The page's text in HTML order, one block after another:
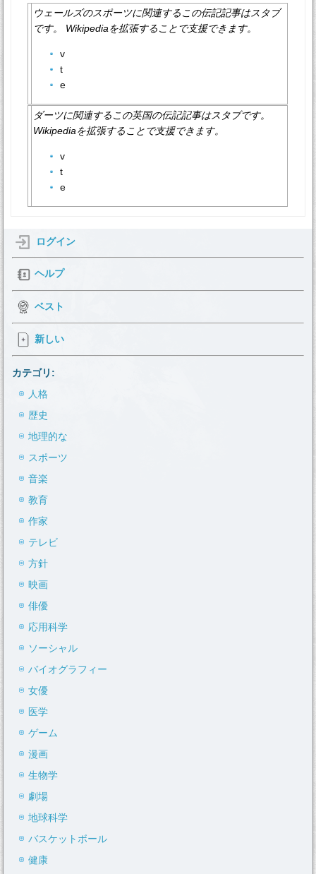
ウェールズのスポーツに関連するこの伝記記事はスタブ
です。 Wikipediaを拡張することで支援できます。
v
t
e
ダーツに関連するこの英国の伝記記事はスタブです。
Wikipediaを拡張することで支援できます。
v
t
e
ログイン
ヘルプ
ベスト
新しい
カテゴリ:
人格
歴史
地理的な
スポーツ
音楽
教育
作家
テレビ
方針
映画
俳優
応用科学
ソーシャル
バイオグラフィー
女優
医学
ゲーム
漫画
生物学
劇場
地球科学
バスケットボール
健康